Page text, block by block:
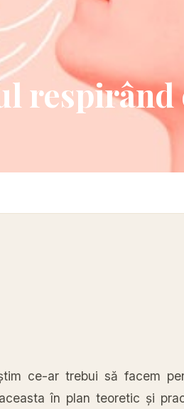
respirând
ce-ar trebui să facem
aceasta în plan teoretic și